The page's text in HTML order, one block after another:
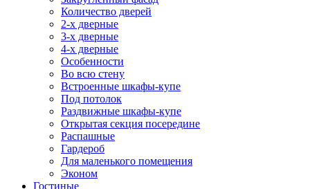
Количество дверей
2-х дверные
3-х дверные
4-х дверные
Особенности
Во всю стену
Встроенные шкафы-купе
Под потолок
Раздвижные шкафы-купе
Открытая секция посередине
Распашные
Гардероб
Для маленького помещения
Эконом
Гостиные